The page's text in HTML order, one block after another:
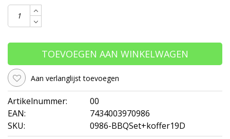
TOEVOEGEN AAN WINKELWAGEN
Aan verlanglijst toevoegen
Artikelnummer:
00
EAN:
7434003970986
SKU:
0986-BBQSet+koffer19D